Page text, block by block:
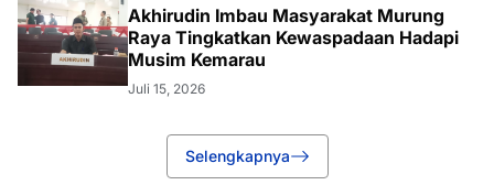
Akhirudin Imbau Masyarakat Murung
Raya Tingkatkan Kewaspadaan Hadapi
Musim Kemarau
Juli 15, 2026
Selengkapnya